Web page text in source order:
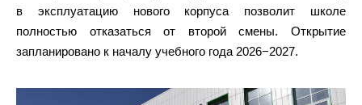
в эксплуатацию нового корпуса позволит школе
полностью отказаться от второй смены. Открытие
запланировано к началу учебного года 2026−2027.